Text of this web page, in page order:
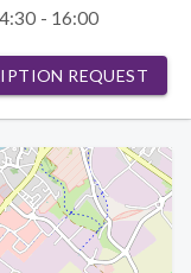
- 16:00
REQUEST